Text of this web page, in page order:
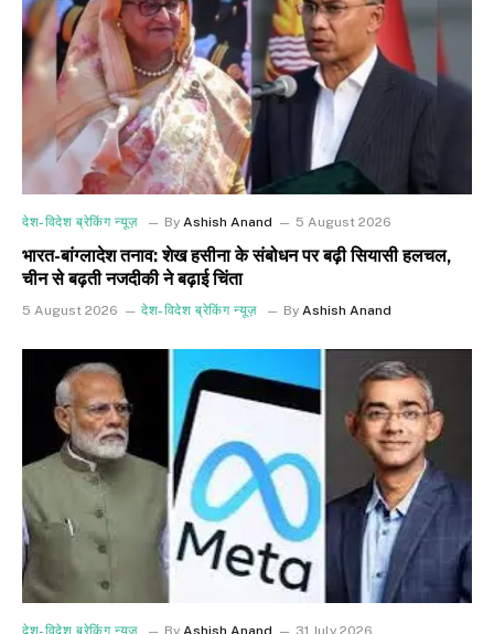
देश-विदेश ब्रेकिंग न्यूज़ By Ashish Anand 5 August 2026
भारत-बांग्लादेश तनाव: शेख हसीना के संबोधन पर बढ़ी सियासी हलचल,
चीन से बढ़ती नजदीकी ने बढ़ाई चिंता
5 August 2026 देश-विदेश ब्रेकिंग न्यूज़ By Ashish Anand
देश-विदेश ब्रेकिंग न्यूज़ By Ashish Anand 31 July 2026